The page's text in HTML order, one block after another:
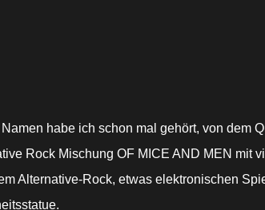
habe ich schon mal gehört, von dem
Rock Mischung OF MICE AND MEN mit
Alternative-Rock, etwas elektronischen